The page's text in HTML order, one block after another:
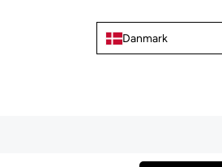
Danmark